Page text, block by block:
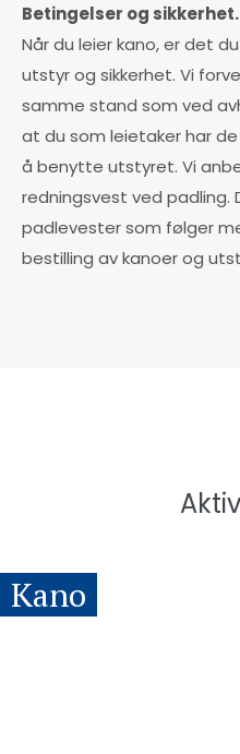
Betingelser og sikkerhet.
Når du leier kano, er det
utstyr og sikkerhet. Vi
samme stand som ved
at du som leietaker har
å benytte utstyret. Vi
redningsvest ved padling.
padlevester som følger
bestilling av kanoer og
Kano